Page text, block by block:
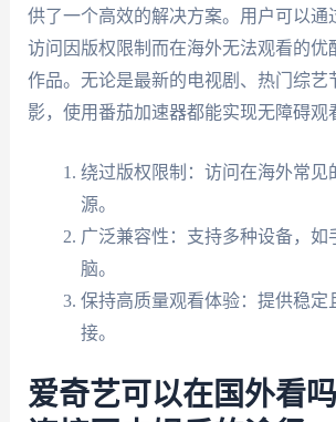
供了一个高效的解决方案。用户可以通
访问因版权限制而在海外无法观看的优
作品。无论是最新的电视剧、热门综艺
影，使用番茄加速器都能实现无障碍观
绕过版权限制：访问在海外常见
源。
广泛兼容性：支持多种设备，如
脑。
保持高质量观看体验：提供稳定
接。
爱奇艺可以在国外看